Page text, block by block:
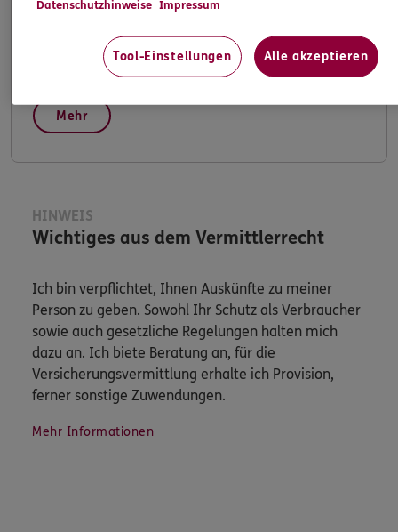
Apps & Mobile Services
Mehr
HINWEIS
Wichtiges aus dem Vermittlerrecht
Ich bin verpflichtet, Ihnen Auskünfte zu meiner
Person zu geben. Sowohl Ihr Schutz als Verbraucher
sowie auch gesetzliche Regelungen halten mich
dazu an. Ich biete Beratung an, für die
Versicherungsvermittlung erhalte ich Provision,
ferner sonstige Zuwendungen.
Mehr Informationen
Datenschutzhinweise Impressum
Tool-Einstellungen Alle akzeptieren